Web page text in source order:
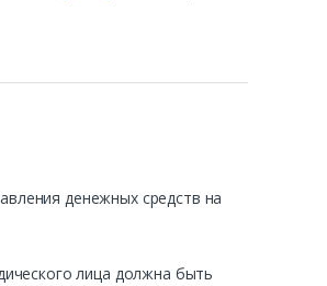
денежных средств на
лица должна быть